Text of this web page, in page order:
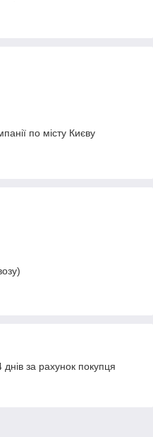
по місту Києву
за рахунок покупця